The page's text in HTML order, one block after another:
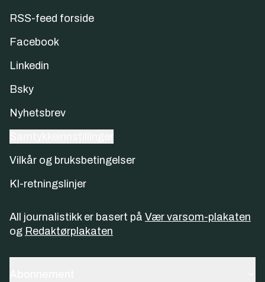
RSS-feed forside
Facebook
Linkedin
Bsky
Nyhetsbrev
Vilkår og bruksbetingelser
KI-retningslinjer
All journalistikk er basert på Vær varsom-plakaten
og Redaktørplakaten